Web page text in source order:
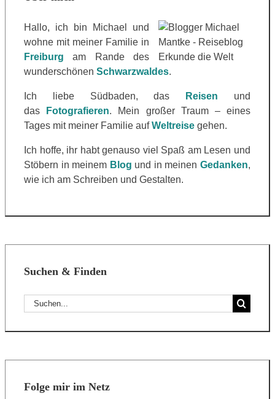
Hallo, ich bin Michael und
wohne mit meiner Familie in
Freiburg am Rande des
wunderschönen Schwarzwaldes.
Ich liebe Südbaden, das Reisen und
das
Fotografieren. Mein großer Traum – eines
Tages mit meiner Familie aufWeltreise gehen.
Ich hoffe, ihr habt genauso viel Spaß am Lesen und
Stöbern in meinem Blog und in meinenGedanken,
wie ich am Schreiben und Gestalten.
Suchen & Finden
Suche
nach:
Folge mir im Netz